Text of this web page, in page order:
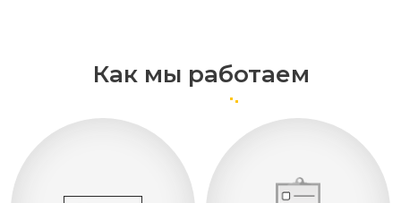
Как мы работаем